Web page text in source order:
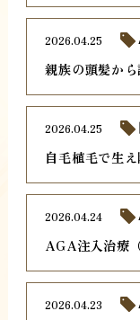
親族の頭髪か
2026.04.25
自毛植毛で生
2026.04.25
AGA注入治療
2026.04.24
2026.04.23